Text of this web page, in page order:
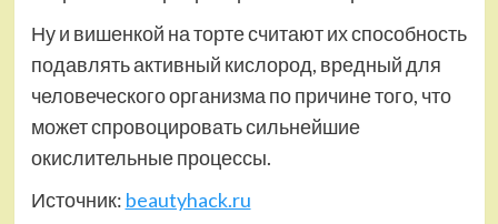
Ну и вишенкой на торте считают их способность
подавлять активный кислород, вредный для
человеческого организма по причине того, что
может спровоцировать сильнейшие
окислительные процессы.
Источник: beautyhack.ru